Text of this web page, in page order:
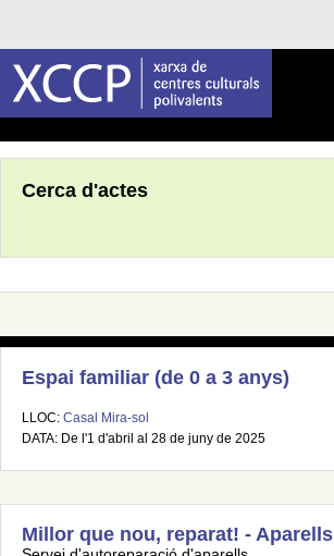
Cerca d'actes
Espai familiar (de 0 a 3 anys)
LLOC: Casal Mira-sol
DATA: De l'1 d'abril al 28 de juny de 2025
Millor que nou, reparat! - Aparells